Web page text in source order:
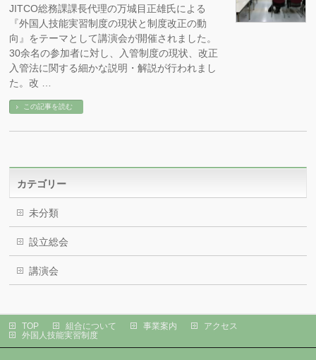
JITCO総務課課長代理の万城目正雄氏による
『外国人技能実習制度の現状と制度改正の動
向』をテーマとして講演会が開催されました。
30余名の参加者に対し、入管制度の現状、改正
入管法に関する細かな説明・解説が行われまし
た。改 …
この記事を読む
カテゴリー
未分類
設立総会
講演会
TOP 組合について 事業案内
アクセス
外国人技能実習制度